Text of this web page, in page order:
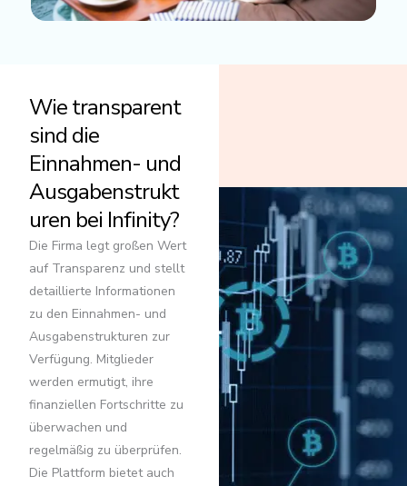
Wie transparent
sind die
Einnahmen- und
Ausgabenstrukt
uren bei Infinity?
Die Firma legt großen Wert
auf Transparenz und stellt
detaillierte Informationen
zu den Einnahmen- und
Ausgabenstrukturen zur
Verfügung. Mitglieder
werden ermutigt, ihre
finanziellen Fortschritte zu
überwachen und
regelmäßig zu überprüfen.
Die Plattform bietet auch